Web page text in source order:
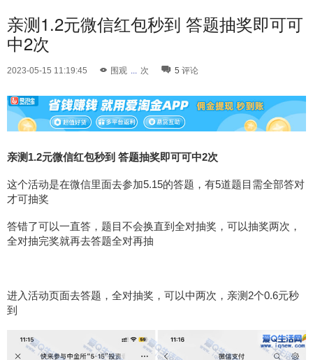
亲测1.2元微信红包秒到 答题抽奖即可可
中2次
2023-05-15 11:19:45 围观 ... 次 5 评论
亲测1.2元微信红包秒到 答题抽奖即可可中2次
这个活动是在微信里面去参加5.15的答题，有5道题目需全部答对
才可抽奖
答错了可以一直答，题目不会换直到全对抽奖，可以抽奖两次，
全对抽完奖就再去答题全对再抽
进入活动页面去答题，全对抽奖，可以中两次，亲测2个0.6元秒
到